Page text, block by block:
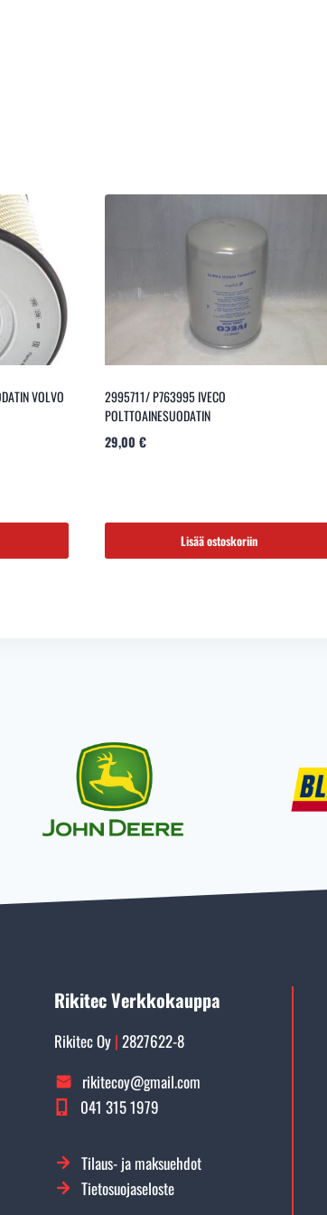
VOLVO
2995711/ P763995 IVECO
POLTTOAINESUODATIN
29,00 €
Lisää ostoskoriin
Rikitec Verkkokauppa
Rikitec Oy |2827622-8
rikitecoy@gmail.com
041 315 1979
Tilaus- ja maksuehdot
Tietosuojaseloste